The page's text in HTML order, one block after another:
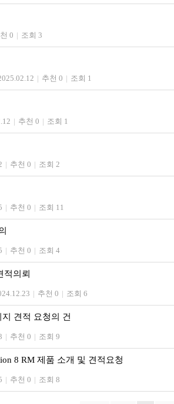
0 | 조회 3
| 추천 0 | 조회 1
| 추천 0 | 조회 1
| 추천 0 | 조회 2
| 추천 0 | 조회 11
| 추천 0 | 조회 4
적의뢰
| 추천 0 | 조회 6
견적 요청의 건
| 추천 0 | 조회 9
8 RM 제품 소개 및 견적요청
| 추천 0 | 조회 8